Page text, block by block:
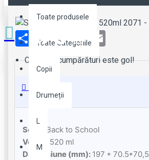
Toate produsele
Toate Categoriile
Copii
Drumeții
M
Coșul de cumpărături este gol!
PinterestWhatsApp
Seria:
Back to School
Volum: 520 ml
Dimensiune (mm): 197 * 70.5*70,5